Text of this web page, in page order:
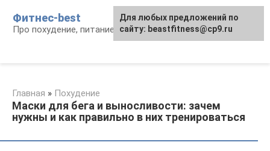
контенту
Фитнес-best
Про похудение, питание и фитнес
Главная » Похудение
Маски для бега и выносливости: зачем
нужны и как правильно в них тренироваться
Для любых предложений по
сайту: beastfitness@cp9.ru